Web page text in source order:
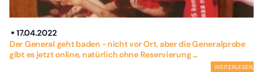
17.04.2022
Der General geht baden - nicht vor Ort, aber die Generalprobe
gibt es jetzt online, natürlich ohne Reservierung ...
WEITERLESEN